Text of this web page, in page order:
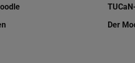
Der